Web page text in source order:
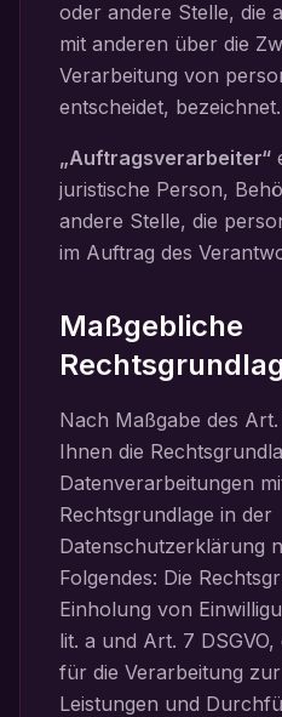
oder andere Stelle, die
mit anderen über die
Verarbeitung von
entscheidet, bezeichnet.
„Auftragsverarbeiter“
juristische Person,
andere Stelle, die
im Auftrag des
Maßgebliche
Nach Maßgabe des Art.
Ihnen die
Datenverarbeitungen
Rechtsgrundlage in der
Datenschutzerklärung
Folgendes: Die
Einholung von
lit. a und Art. 7
für die Verarbeitung
Leistungen und